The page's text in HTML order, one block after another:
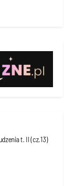
t. II (cz.13)